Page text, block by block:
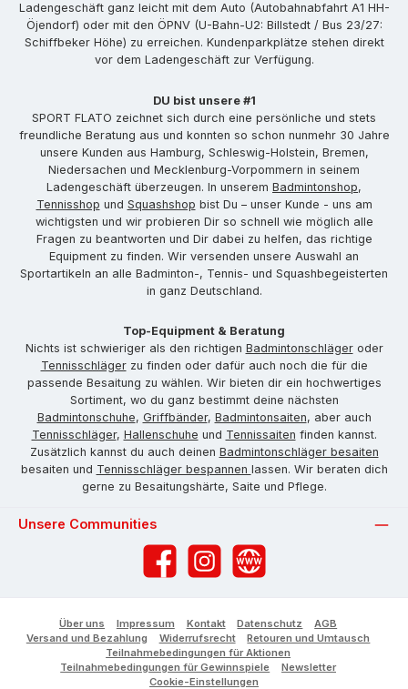
Ladengeschäft ganz leicht mit dem Auto (Autobahnabfahrt A1 HH-
Öjendorf) oder mit den ÖPNV (U-Bahn-U2: Billstedt / Bus 23/27:
Schiffbeker Höhe) zu erreichen. Kundenparkplätze stehen direkt
vor dem Ladengeschäft zur Verfügung.
DU bist unsere #1
SPORT FLATO zeichnet sich durch eine persönliche und stets
freundliche Beratung aus und konnten so schon nunmehr 30 Jahre
unsere Kunden aus Hamburg, Schleswig-Holstein, Bremen,
Niedersachen und Mecklenburg-Vorpommern in seinem
Ladengeschäft überzeugen. In unserem Badmintonshop,
Tennisshop und Squashshop bist Du – unser Kunde - uns am
wichtigsten und wir probieren Dir so schnell wie möglich alle
Fragen zu beantworten und Dir dabei zu helfen, das richtige
Equipment zu finden. Wir versenden unsere Auswahl an
Sportartikeln an alle Badminton-, Tennis- und Squashbegeisterten
in ganz Deutschland.
Top-Equipment & Beratung
Nichts ist schwieriger als den richtigen Badmintonschlägeroder
Tennisschlägerzu finden oder dafür auch noch die für die
passende Besaitung zu wählen. Wir bieten dir ein hochwertiges
Sortiment, wo du ganz bestimmt deine nächsten
Badmintonschuhe, Griffbänder, Badmintonsaiten, aber auch
Tennisschläger, Hallenschuhe und Tennissaiten finden kannst.
Zusätzlich kannst du auch deinen Badmintonschläger besaiten
besaiten und Tennisschläger bespannen lassen. Wir beraten dich
gerne zu Besaitungshärte, Saite und Pflege.
Unsere Communities
FacebookInstagramWebsite
Über uns Impressum Kontakt Datenschutz
AGB
Versand und Bezahlung
Widerrufsrecht
Retouren und Umtausch
Teilnahmebedingungen für Aktionen
Teilnahmebedingungen für Gewinnspiele
Newsletter
Cookie-Einstellungen